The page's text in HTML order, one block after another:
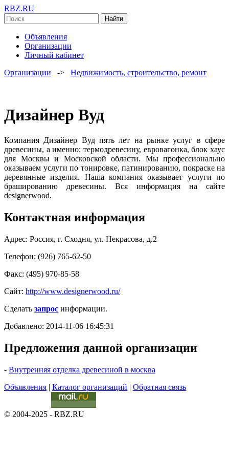
RBZ.RU
Найти
Объявления
Организации
Личный кабинет
Организации -> Недвижимость, строительство, ремонт
Дизайнер Вуд
Компания Дизайнер Вуд пять лет на рынке услуг в сфере
древесины, а именно: термодревесину, евровагонка, блок хаус
для Москвы и Московской области. Мы профессионально
оказываем услуги по тонировке, патинированию, покраске на
деревянные изделия. Наша компания оказывает услуги по
брашированию древесины. Вся информация на сайте
designerwood.
Контактная информация
Адрес: Россия, г. Сходня, ул. Некрасова, д.2
Телефон: (926) 765-62-50
Факс: (495) 970-85-58
Сайт: http://www.designerwood.ru/
Сделать запрос информации.
Добавлено: 2014-11-06 16:45:31
Предложения данной организации
- Внутренняя отделка древесиной в москва
Объявления | Каталог организаций | Обратная связь
© 2004-2025 - RBZ.RU